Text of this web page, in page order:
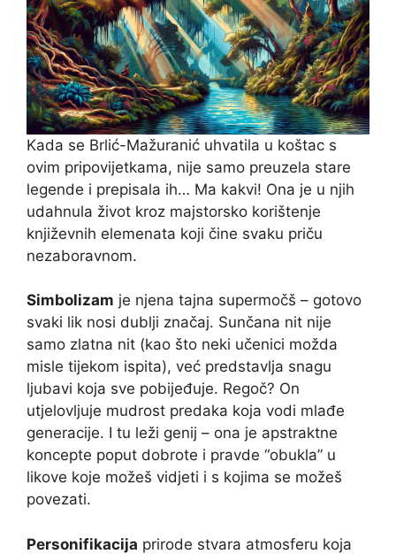
Kada se Brlić-Mažuranić uhvatila u koštac s
ovim pripovijetkama, nije samo preuzela stare
legende i prepisala ih… Ma kakvi! Ona je u njih
udahnula život kroz majstorsko korištenje
književnih elemenata koji čine svaku priču
nezaboravnom.
Simbolizam je njena tajna supermočš – gotovo
svaki lik nosi dublji značaj. Sunčana nit nije
samo zlatna nit (kao što neki učenici možda
misle tijekom ispita), već predstavlja snagu
ljubavi koja sve pobijeđuje. Regoč? On
utjelovljuje mudrost predaka koja vodi mlađe
generacije. I tu leži genij – ona je apstraktne
koncepte poput dobrote i pravde “obukla” u
likove koje možeš vidjeti i s kojima se možeš
povezati.
Personifikacija prirode stvara atmosferu koja